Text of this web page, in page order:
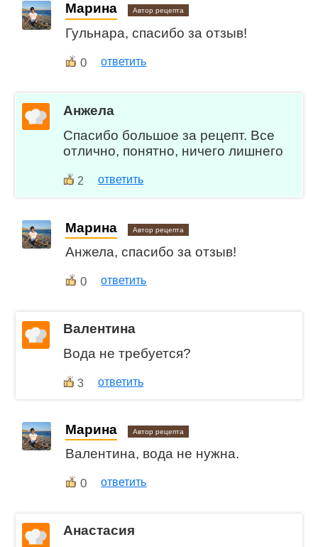
Марина Автор рецепта
Гульнара, спасибо за отзыв!
0 ответить
Анжела
Спасибо большое за рецепт. Все
отлично, понятно, ничего лишнего
2 ответить
Марина Автор рецепта
Анжела, спасибо за отзыв!
0 ответить
Валентина
Вода не требуется?
3 ответить
Марина Автор рецепта
Валентина, вода не нужна.
0 ответить
Анастасия